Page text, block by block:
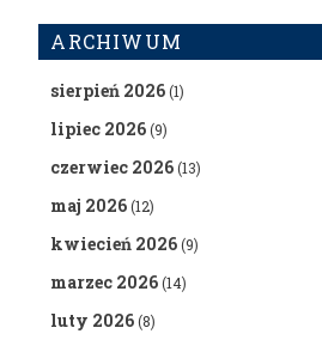
ARCHIWUM
sierpień 2026(1)
lipiec 2026(9)
czerwiec 2026(13)
maj 2026(12)
kwiecień 2026(9)
marzec 2026(14)
luty 2026(8)